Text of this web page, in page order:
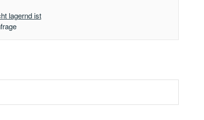
lagernd ist